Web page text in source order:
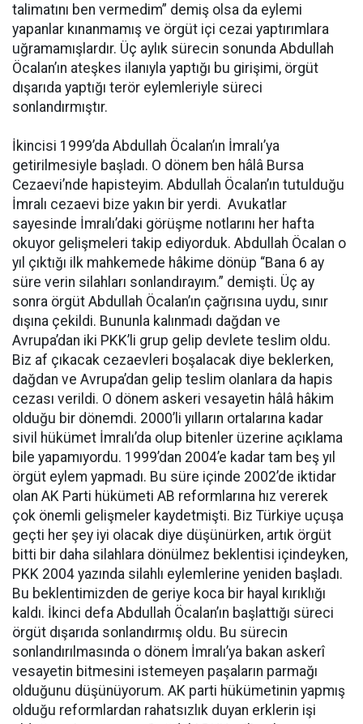
talimatını ben vermedim” demiş olsa da eylemi
yapanlar kınanmamış ve örgüt içi cezai yaptırımlara
uğramamışlardır. Üç aylık sürecin sonunda Abdullah
Öcalan’ın ateşkes ilanıyla yaptığı bu girişimi, örgüt
dışarıda yaptığı terör eylemleriyle süreci
sonlandırmıştır.
İkincisi 1999’da Abdullah Öcalan’ın İmralı’ya
getirilmesiyle başladı. O dönem ben hâlâ Bursa
Cezaevi’nde hapisteyim. Abdullah Öcalan’ın tutulduğu
İmralı cezaevi bize yakın bir yerdi. Avukatlar
sayesinde İmralı’daki görüşme notlarını her hafta
okuyor gelişmeleri takip ediyorduk. Abdullah Öcalan o
yıl çıktığı ilk mahkemede hâkime dönüp “Bana 6 ay
süre verin silahları sonlandırayım.” demişti. Üç ay
sonra örgüt Abdullah Öcalan’ın çağrısına uydu, sınır
dışına çekildi. Bununla kalınmadı dağdan ve
Avrupa’dan iki PKK’li grup gelip devlete teslim oldu.
Biz af çıkacak cezaevleri boşalacak diye beklerken,
dağdan ve Avrupa’dan gelip teslim olanlara da hapis
cezası verildi. O dönem askeri vesayetin hâlâ hâkim
olduğu bir dönemdi. 2000’li yılların ortalarına kadar
sivil hükümet İmralı’da olup bitenler üzerine açıklama
bile yapamıyordu. 1999’dan 2004’e kadar tam beş yıl
örgüt eylem yapmadı. Bu süre içinde 2002’de iktidar
olan AK Parti hükümeti AB reformlarına hız vererek
çok önemli gelişmeler kaydetmişti. Biz Türkiye uçuşa
geçti her şey iyi olacak diye düşünürken, artık örgüt
bitti bir daha silahlara dönülmez beklentisi içindeyken,
PKK 2004 yazında silahlı eylemlerine yeniden başladı.
Bu beklentimizden de geriye koca bir hayal kırıklığı
kaldı. İkinci defa Abdullah Öcalan’ın başlattığı süreci
örgüt dışarıda sonlandırmış oldu. Bu sürecin
sonlandırılmasında o dönem İmralı’ya bakan askerî
vesayetin bitmesini istemeyen paşaların parmağı
olduğunu düşünüyorum. AK parti hükümetinin yapmış
olduğu reformlardan rahatsızlık duyan erklerin işi